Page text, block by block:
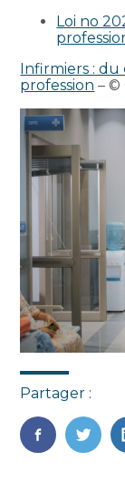
Loi no
Infirmiers :
profession – ©
Partager :
FaceBook